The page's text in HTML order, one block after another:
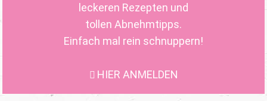
leckeren Rezepten und
tollen Abnehmtipps.
Einfach mal rein schnuppern!
HIER ANMELDEN